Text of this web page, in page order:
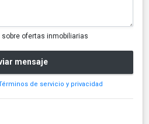
ofertas inmobiliarias
mensaje
de servicio y privacidad